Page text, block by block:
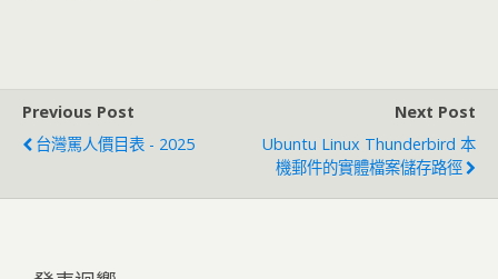
Previous Post
台灣罵人價目表 - 2025
Next Post
Ubuntu Linux Thunderbird 本
機郵件的實體檔案儲存路徑